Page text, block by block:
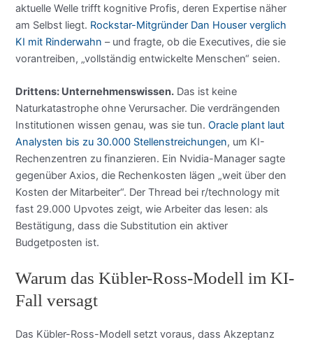
aktuelle Welle trifft kognitive Profis, deren Expertise näher
am Selbst liegt. Rockstar-Mitgründer Dan Houser verglich
KI mit Rinderwahn – und fragte, ob die Executives, die sie
vorantreiben, „vollständig entwickelte Menschen“ seien.
Drittens: Unternehmenswissen. Das ist keine
Naturkatastrophe ohne Verursacher. Die verdrängenden
Institutionen wissen genau, was sie tun.Oracle plant laut
Analysten bis zu 30.000 Stellenstreichungen, um KI-
Rechenzentren zu finanzieren. Ein Nvidia-Manager sagte
gegenüber Axios, die Rechenkosten lägen „weit über den
Kosten der Mitarbeiter“. Der Thread bei r/technology mit
fast 29.000 Upvotes zeigt, wie Arbeiter das lesen: als
Bestätigung, dass die Substitution ein aktiver
Budgetposten ist.
Warum das Kübler-Ross-Modell im KI-
Fall versagt
Das Kübler-Ross-Modell setzt voraus, dass Akzeptanz